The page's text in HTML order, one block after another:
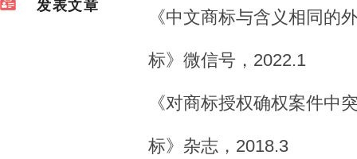
发表文章
《中文商标与含义相同的
标》微信号，2022.1
《对商标授权确权案件中
标》杂志，2018.3